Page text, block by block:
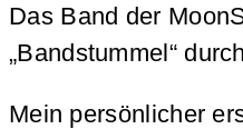
Das Band der
„Bandstummel“
Mein persönlicher